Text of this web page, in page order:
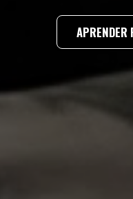
APRENDER